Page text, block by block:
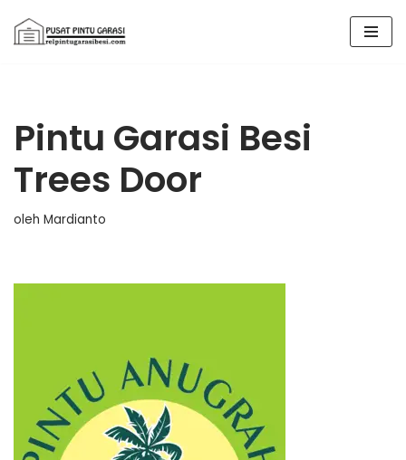
Lompat
Pintu Garasi Besi
Trees Door
oleh Mardianto